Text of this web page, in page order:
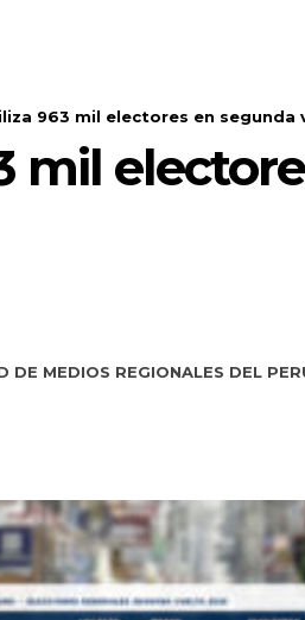
963 mil electores en segunda
mil
DE MEDIOS REGIONALES DEL